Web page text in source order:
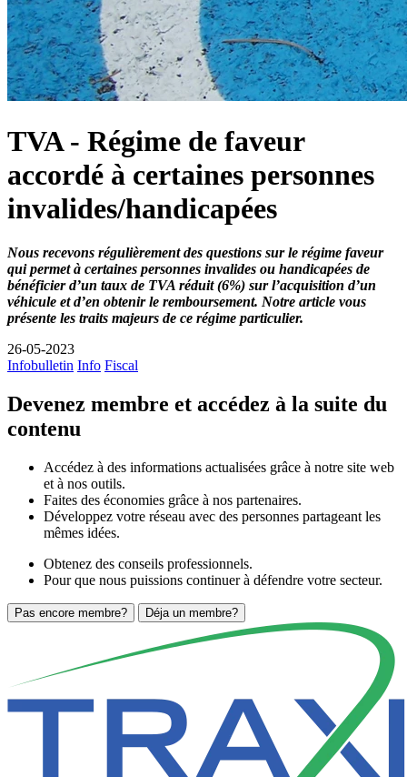
TVA - Régime de faveur
accordé à certaines personnes
invalides/handicapées
Nous recevons régulièrement des questions sur le régime faveur
qui permet à certaines personnes invalides ou handicapées de
bénéficier d’un taux de TVA réduit (6%) sur l’acquisition d’un
véhicule et d’en obtenir le remboursement. Notre article vous
présente les traits majeurs de ce régime particulier.
26-05-2023
Infobulletin Info Fiscal
Devenez membre et accédez à la suite du
contenu
Accédez à des informations actualisées grâce à notre site web
et à nos outils.
Faites des économies grâce à nos partenaires.
Développez votre réseau avec des personnes partageant les
mêmes idées.
Obtenez des conseils professionnels.
Pour que nous puissions continuer à défendre votre secteur.
Pas encore membre? Déja un membre?